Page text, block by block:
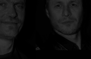
BIOGRAFIE